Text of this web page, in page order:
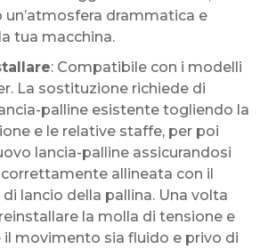
un’atmosfera drammatica e
tua macchina.
: Compatibile con i modelli
La sostituzione richiede di
palline esistente togliendo la
e le relative staffe, per poi
lancia-palline assicurandosi
correttamente allineata con il
lancio della pallina. Una volta
la molla di tensione e
il movimento sia fluido e privo di